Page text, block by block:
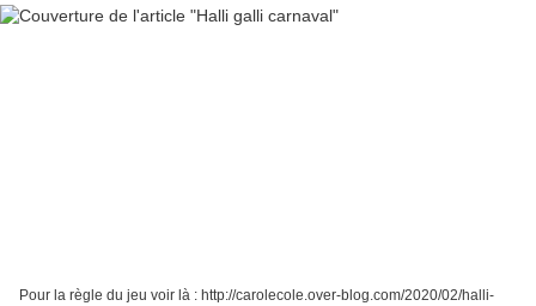
Pour la règle du jeu voir là : http://carolecole.over-blog.com/2020/02/halli-